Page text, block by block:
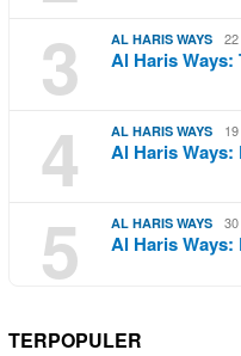
3 AL HARIS WAYS
Al Haris
4 AL HARIS WAYS
Al Haris
5 AL HARIS WAYS
Al Haris
TERPOPULER